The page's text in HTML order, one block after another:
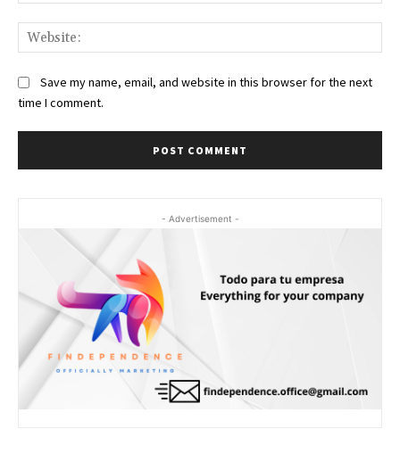
Save my name, email, and website in this browser for the next
time I comment.
- Advertisement -